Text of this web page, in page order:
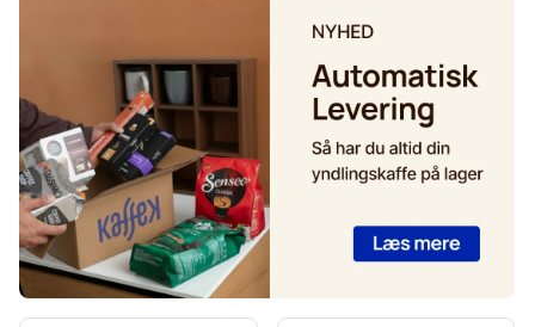
Belmio kaffekapsler til Nespresso®